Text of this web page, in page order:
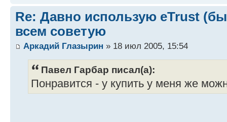
Re: Давно использую eTrust
всем советую
Аркадий Глазырин » 18 июл 2005, 15:54
Павел Гарбар писал(а):
Понравится - у купить у меня же